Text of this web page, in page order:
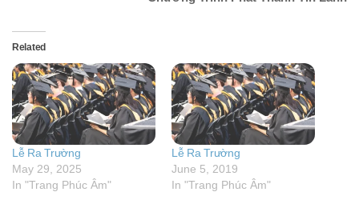
Related
Lễ Ra Trường
May 29, 2025
In "Trang Phúc Âm"
Lễ Ra Trường
June 5, 2019
In "Trang Phúc Âm"